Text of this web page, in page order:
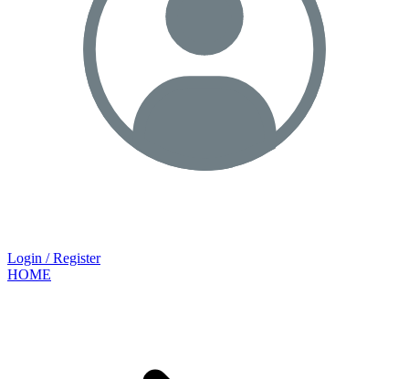
Login / Register
HOME